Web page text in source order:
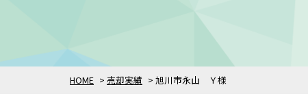
HOME > 売却実績 > 旭川市永山 Ｙ様